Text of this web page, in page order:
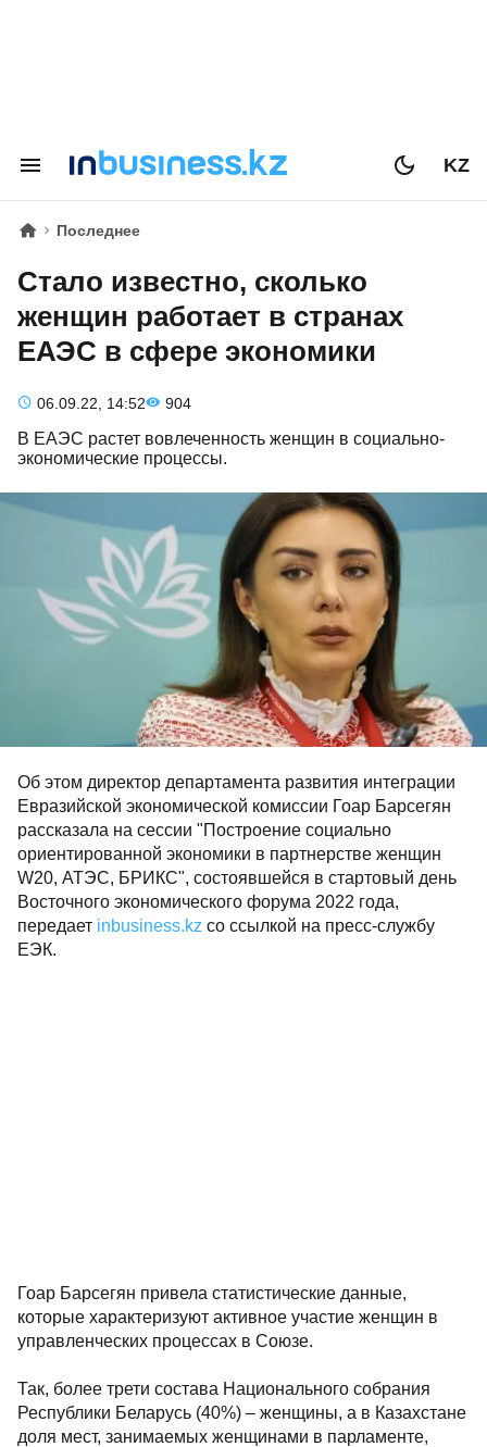
KZ
Последнее
Стало известно, сколько
женщин работает в странах
ЕАЭС в сфере экономики
06.09.22, 14:52 904
В ЕАЭС растет вовлеченность женщин в социально-
экономические процессы.
Об этом директор департамента развития интеграции
Евразийской экономической комиссии Гоар Барсегян
рассказала на сессии "Построение социально
ориентированной экономики в партнерстве женщин
W20, АТЭС, БРИКС", состоявшейся в стартовый день
Восточного экономического форума 2022 года,
передает inbusiness.kz со ссылкой на пресс-службу
ЕЭК.
Гоар Барсегян привела статистические данные,
которые характеризуют активное участие женщин в
управленческих процессах в Союзе.
Так, более трети состава Национального собрания
Республики Беларусь (40%) – женщины, а в Казахстане
доля мест, занимаемых женщинами в парламенте,